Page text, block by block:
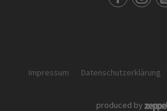
Impressum Datenschutzerklärung
produced by